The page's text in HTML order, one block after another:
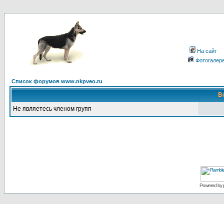
На сайт
Список форумов www.nkpveo.ru
Не являетесь членом групп
Powered by